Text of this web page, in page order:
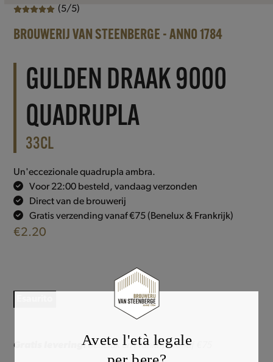
(5/5)
BROUWERIJ VAN STEENBERGE - ANNO 1784
GULDEN DRAAK 9000
QUADRUPLA
33CL
Un'eccezionale quadrupla ambra.
Voor 22:00 besteld, vandaag verzonden
Direct van de brouwerij
Gratis verzending vanaf €75 (Benelux & Frankrijk)
€2.20
Gratis levering: Benelux en Frankrijk vanaf €75
Avete l'età legale